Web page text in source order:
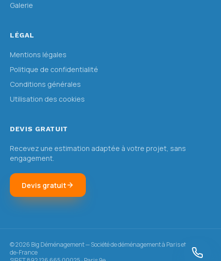
Galerie
LÉGAL
Mentions légales
Politique de confidentialité
Conditions générales
Utilisation des cookies
DEVIS GRATUIT
Recevez une estimation adaptée à votre projet, sans
engagement.
Devis gratuit
©2026 Big Déménagement — Société de déménagement à Paris et en Île-
de-France